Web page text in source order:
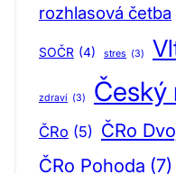
rozhlasová četba
SOČR (4) stres (3)
zdraví (3) Český
ČRo (5) ČRo
ČRo Pohoda (7)